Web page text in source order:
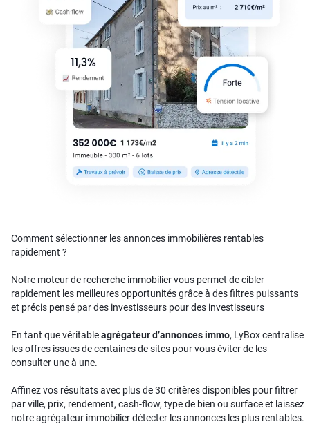
Comment sélectionner les annonces immobilières rentables
rapidement ?
Notre moteur de recherche immobilier vous permet de cibler
rapidement les meilleures opportunités grâce à des filtres puissants
et précis pensé par des investisseurs pour des investisseurs
En tant que véritableagrégateur d’annonces immo, LyBox centralise
les offres issues de centaines de sites pour vous éviter de les
consulter une à une.
Affinez vos résultats avec plus de 30 critères disponibles pour filtrer
par ville, prix, rendement, cash-flow, type de bien ou surface et laissez
notre agrégateur immobilier détecter les annonces les plus rentables.